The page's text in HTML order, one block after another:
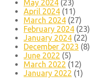
May 2024 (23)
April 2024 (11)
March 2024 (27)
February 2024 (23)
January 2024 (22)
December 2023 (8)
June 2022 (5)
March 2022 (12)
January 2022 (1)